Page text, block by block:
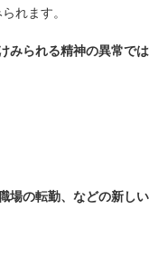
れます。
みられる精神の異常では
場の転勤、などの新しい